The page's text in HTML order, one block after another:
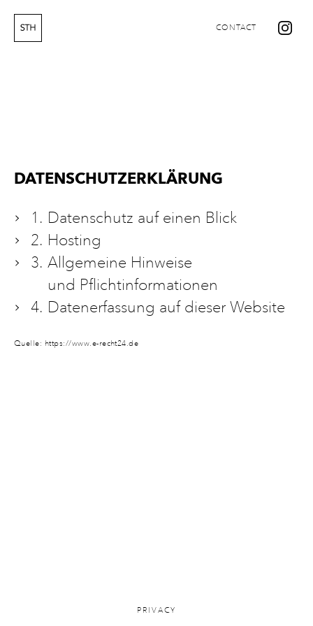
CONTACT
DATENSCHUTZERKLÄRUNG
1. Datenschutz auf einen Blick
2. Hosting
3. Allgemeine Hinweise
und Pflichtinformationen
4. Datenerfassung auf dieser Website
Quelle: https://www.e-recht24.de
PRIVACY